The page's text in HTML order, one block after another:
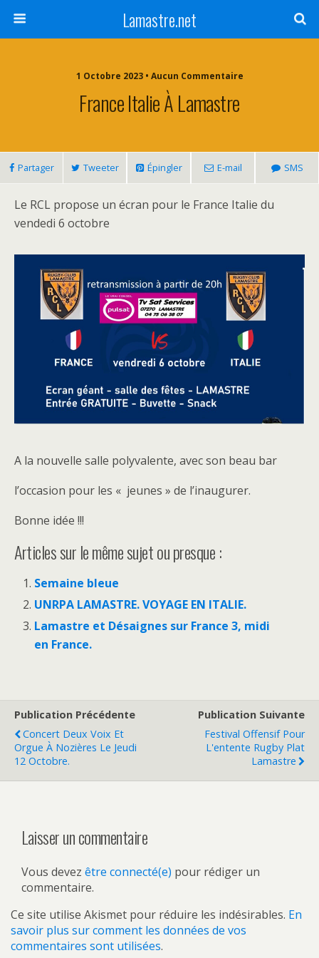
Lamastre.net
1 Octobre 2023 • Aucun Commentaire
France Italie À Lamastre
Partager Tweeter Épingler E-mail SMS
Le RCL propose un écran pour le France Italie du
vendedi 6 octobre
A la nouvelle salle polyvalente, avec son beau bar
l’occasion pour les « jeunes » de l’inaugurer.
Bonne idée !!!
Articles sur le même sujet ou presque :
Semaine bleue
UNRPA LAMASTRE. VOYAGE EN ITALIE.
Lamastre et Désaignes sur France 3, midi
en France.
Publication Précédente
Concert Deux Voix Et
Orgue À Nozières Le Jeudi
12 Octobre.
Publication Suivante
Festival Offensif Pour
L'entente Rugby Plat
Lamastre
Laisser un commentaire
Vous devez être connecté(e) pour rédiger un
commentaire.
Ce site utilise Akismet pour réduire les indésirables. En
savoir plus sur comment les données de vos
commentaires sont utilisées.